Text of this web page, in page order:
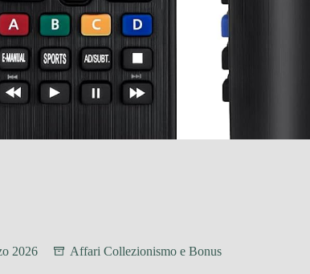
2026 Affari Collezionismo e Bonus